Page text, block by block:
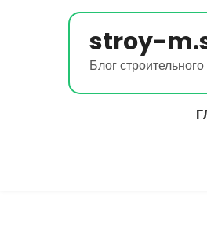
stroy-
Блог